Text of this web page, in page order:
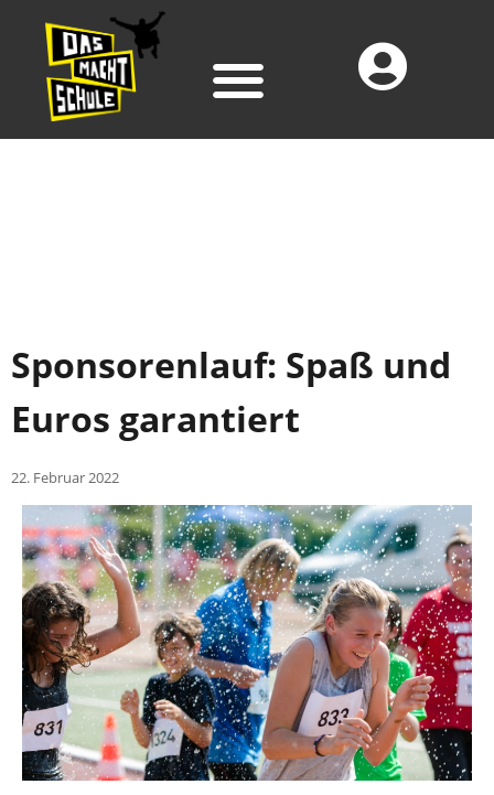
Sponsorenlauf: Spaß und
Euros garantiert
22. Februar 2022